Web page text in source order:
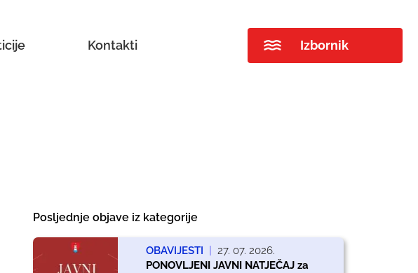
Kontakti Izbornik
Posljednje objave iz kategorije
OBAVIJESTI
27. 07. 2026.
PONOVLJENI JAVNI NATJEČAJ za